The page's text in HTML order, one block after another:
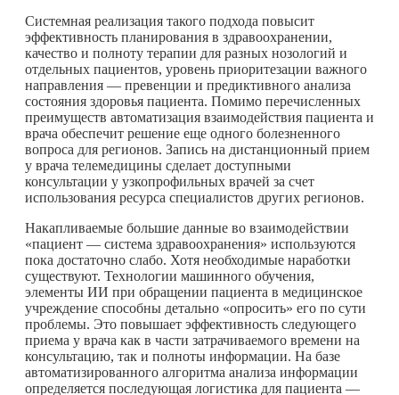
Системная реализация такого подхода повысит
эффективность планирования в здравоохранении,
качество и полноту терапии для разных нозологий и
отдельных пациентов, уровень приоритезации важного
направления — превенции и предиктивного анализа
состояния здоровья пациента. Помимо перечисленных
преимуществ автоматизация взаимодействия пациента и
врача обеспечит решение еще одного болезненного
вопроса для регионов. Запись на дистанционный прием
у врача телемедицины сделает доступными
консультации у узкопрофильных врачей за счет
использования ресурса специалистов других регионов.
Накапливаемые большие данные во взаимодействии
«пациент — система здравоохранения» используются
пока достаточно слабо. Хотя необходимые наработки
существуют. Технологии машинного обучения,
элементы ИИ при обращении пациента в медицинское
учреждение способны детально «опросить» его по сути
проблемы. Это повышает эффективность следующего
приема у врача как в части затрачиваемого времени на
консультацию, так и полноты информации. На базе
автоматизированного алгоритма анализа информации
определяется последующая логистика для пациента —